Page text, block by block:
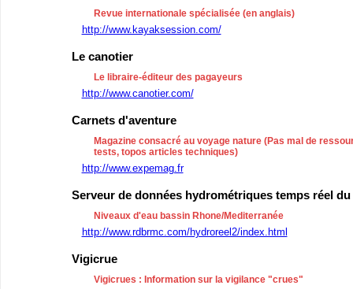
Revue internationale spécialisée (en anglais)
http://www.kayaksession.com/
Le canotier
Le libraire-éditeur des pagayeurs
http://www.canotier.com/
Carnets d'aventure
Magazine consacré au voyage nature (Pas mal de
tests, topos articles techniques)
http://www.expemag.fr
Serveur de données hydrométriques temps réel
Niveaux d'eau bassin Rhone/Mediterranée
http://www.rdbrmc.com/hydroreel2/index.html
Vigicrue
Vigicrues : Information sur la vigilance "crues"